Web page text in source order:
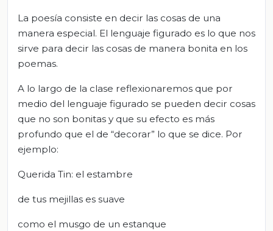
La poesía consiste en decir las cosas de una
manera especial. El lenguaje figurado es lo que nos
sirve para decir las cosas de manera bonita en los
poemas.
A lo largo de la clase reflexionaremos que por
medio del lenguaje figurado se pueden decir cosas
que no son bonitas y que su efecto es más
profundo que el de “decorar” lo que se dice. Por
ejemplo:
Querida Tin: el estambre
de tus mejillas es suave
como el musgo de un estanque